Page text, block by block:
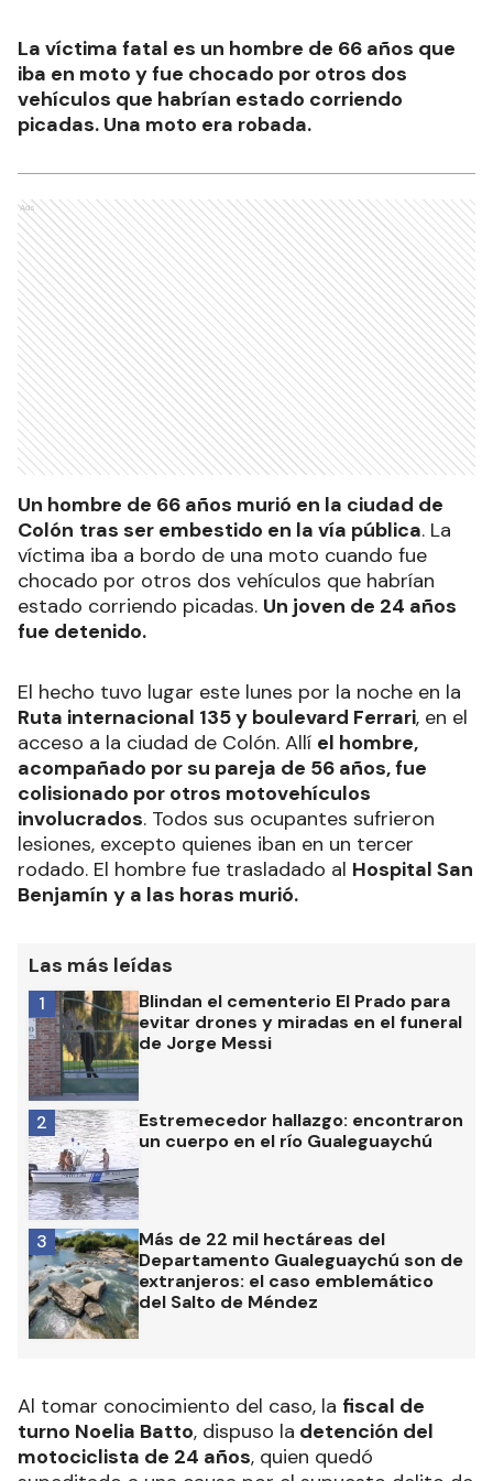
La víctima fatal es un hombre de 66 años que
iba en moto y fue chocado por otros dos
vehículos que habrían estado corriendo
picadas. Una moto era robada.
Ads
Un hombre de 66 años murió en la ciudad de
Colón tras ser embestido en la vía pública. La
víctima iba a bordo de una moto cuando fue
chocado por otros dos vehículos que habrían
estado corriendo picadas. Un joven de 24 años
fue detenido.
El hecho tuvo lugar este lunes por la noche en la
Ruta internacional 135 y boulevard Ferrari, en el
acceso a la ciudad de Colón. Allí el hombre,
acompañado por su pareja de 56 años, fue
colisionado por otros motovehículos
involucrados. Todos sus ocupantes sufrieron
lesiones, excepto quienes iban en un tercer
rodado. El hombre fue trasladado al Hospital San
Benjamín y a las horas murió.
Las más leídas
Blindan el cementerio El Prado para
evitar drones y miradas en el funeral
de Jorge Messi
1
Estremecedor hallazgo: encontraron
un cuerpo en el río Gualeguaychú
2
Más de 22 mil hectáreas del
Departamento Gualeguaychú son de
extranjeros: el caso emblemático
del Salto de Méndez
3
Al tomar conocimiento del caso, la fiscal de
turno Noelia Batto, dispuso la detención del
motociclista de 24 años, quien quedó